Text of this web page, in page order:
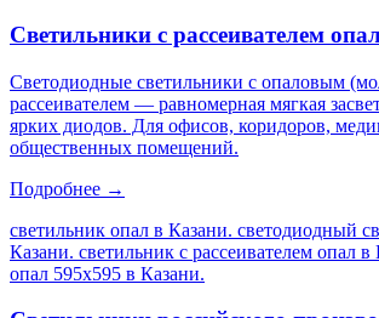
Светильники с рассеивателем
Светодиодные светильники с опаловым
рассеивателем — равномерная мягкая
ярких диодов. Для офисов, коридоров,
общественных помещений.
Подробнее →
светильник опал в Казани. светодиодный
Казани. светильник с рассеивателем опал в
опал 595х595 в Казани.